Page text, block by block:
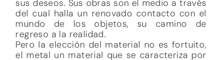
sus deseos. Sus obras son el medio a través
del cual halla un renovado contacto con el
mundo de los objetos, su camino de
regreso a la realidad.
Pero la elección del material no es fortuito,
el metal un material que se caracteriza por